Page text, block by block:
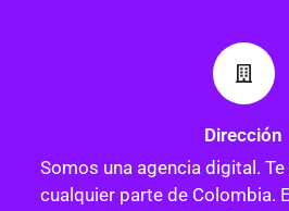
Dirección
Somos una agencia digital.
cualquier parte de Colombia.